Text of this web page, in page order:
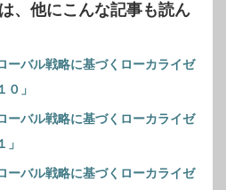
、他にこんな記事も読ん
ーバル戦略に基づくローカライゼ
」
ーバル戦略に基づくローカライゼ
ーバル戦略に基づくローカライゼ